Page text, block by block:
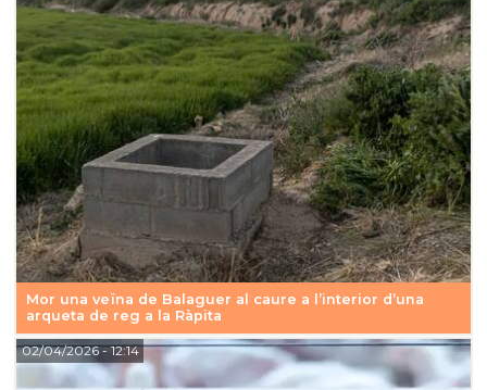
Mor una veïna de Balaguer al caure a l’interior d’una
arqueta de reg a la Ràpita
02/04/2026- 12:14